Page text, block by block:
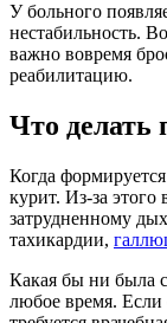
У больного
нестабильность.
важно вовремя
реабилитацию.
Что делать
Когда
курит. Из-за этого
затрудненному
тахикардии,
Какая бы ни была
любое время. Если